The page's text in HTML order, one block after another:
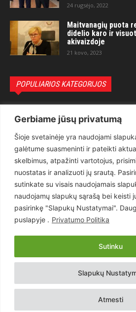
Gerbiame jūsų privatumą
Šioje svetainėje yra naudojami
galėtume suasmeninti ir pateikti
skelbimus, atpažinti vartotojus,
nuostatas ir analizuoti jų srautą.
sutinkate su visais naudojamais
naudojamų slapukų sąrašą bei keisti
pasirinkę "Slapukų Nustatymai".
puslapyje . Privatumo Politika
Slapukų
Atmesti
Sutinku
24 rugsėjo, 2022
Maitvanagių puota
didelio karo ir
akivaizdoje
21 kovo, 2023
POPULIARIOS KATEGORIJOS
Teisėsauga
Aktualu
Lietuva
Pasaulis
Статьи на русском
Articles in english
Copyright © 2026 UAB „Goruva“.
Kontaktai Prenumerata Privatumo Politika